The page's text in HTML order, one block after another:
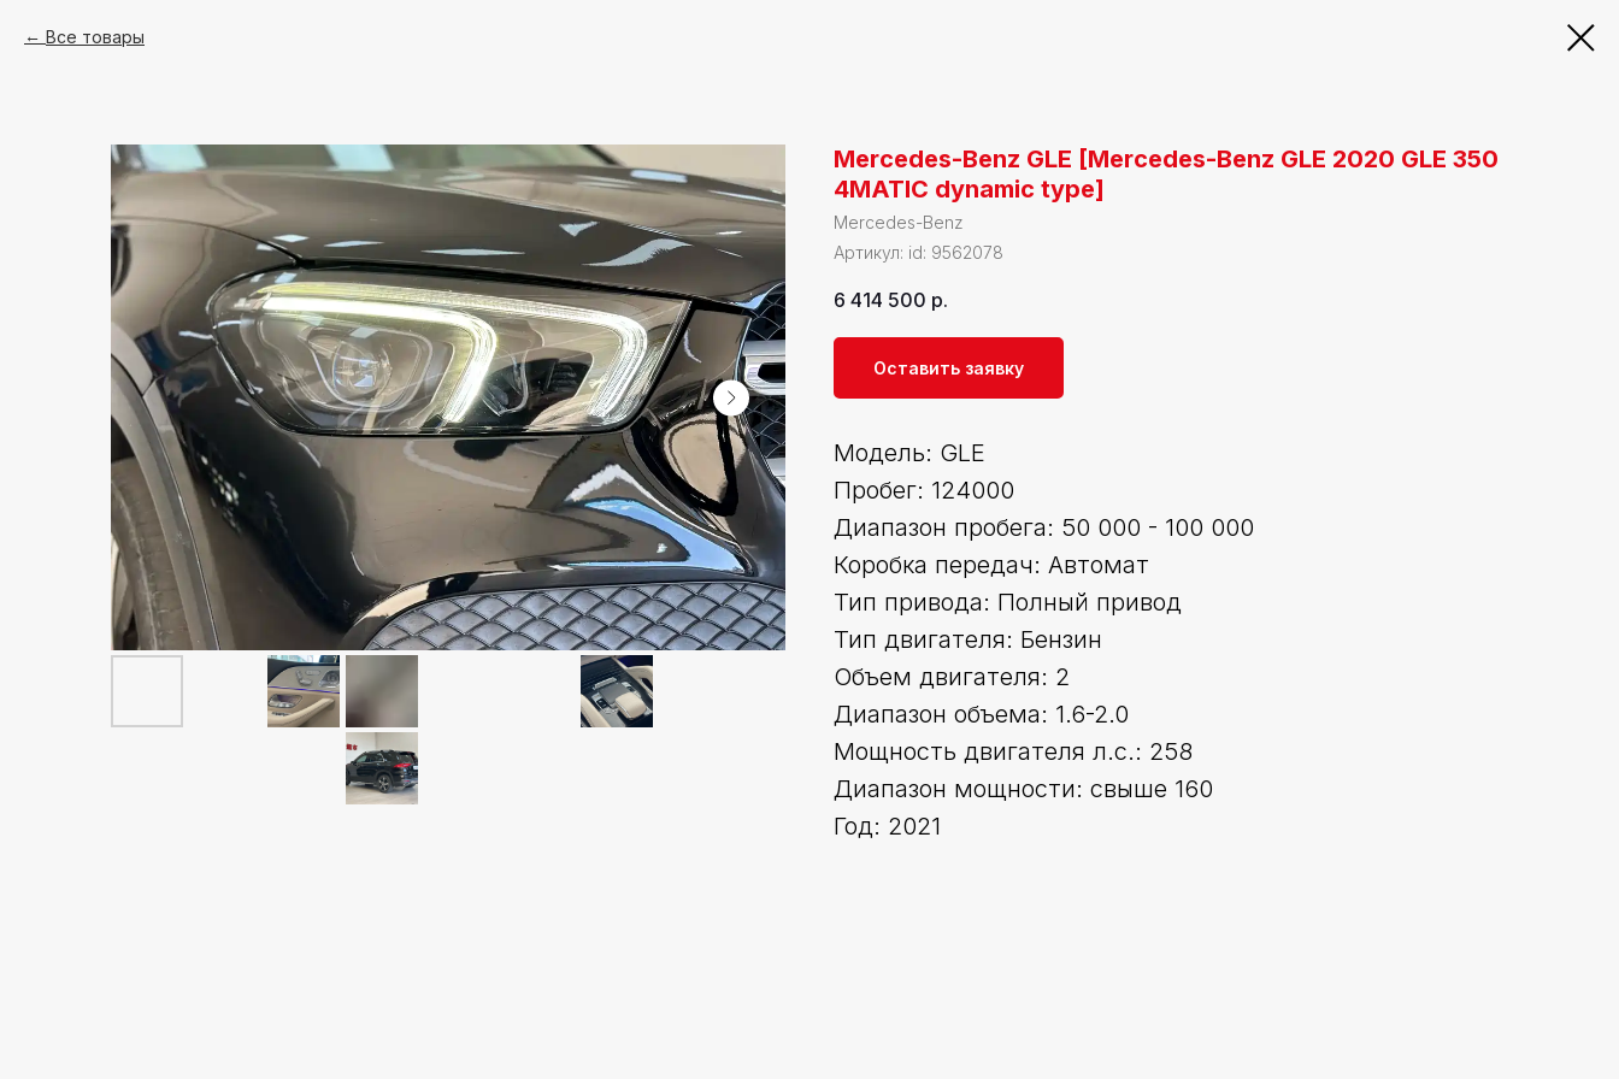
Все товары
Mercedes-Benz GLE [Mercedes-Benz GLE 2020 GLE 350
4MATIC dynamic type]
Mercedes-Benz
Артикул: id: 9562078
6 414 500 р.
Оставить заявку
Модель: GLE
Пробег: 124000
Диапазон пробега: 50 000 - 100 000
Коробка передач: Автомат
Тип привода: Полный привод
Тип двигателя: Бензин
Объем двигателя: 2
Диапазон объема: 1.6-2.0
Мощность двигателя л.с.: 258
Диапазон мощности: свыше 160
Год: 2021